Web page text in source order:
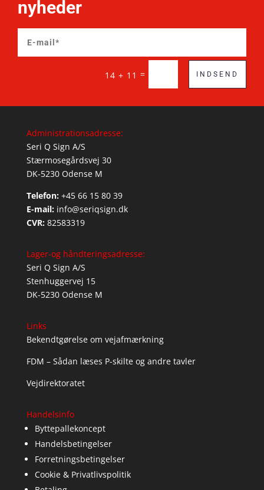
nyheder
14 + 11 = INDSEND
Administrationsadresse:
Seri Q Sign A/S
Stærmosegårdsvej 30
DK-5230 Odense M
Telefon: +45 66 15 80 39
E-mail: info@seriqsign.dk
CVR: 82583319
Lager-og håndteringsadresse:
Seri Q Sign A/S
Stenhuggervej 15
DK-5230 Odense M
Links
Bekendtgørelse om vejafmærkning
FDM – Sådan læses P-skilte og andre tavler
Vejdirektoratet
Handelsinfo
Byttepallekoncept
Handelsbetingelser
Forretningsbetingelser
Cookie & Privatlivspolitik